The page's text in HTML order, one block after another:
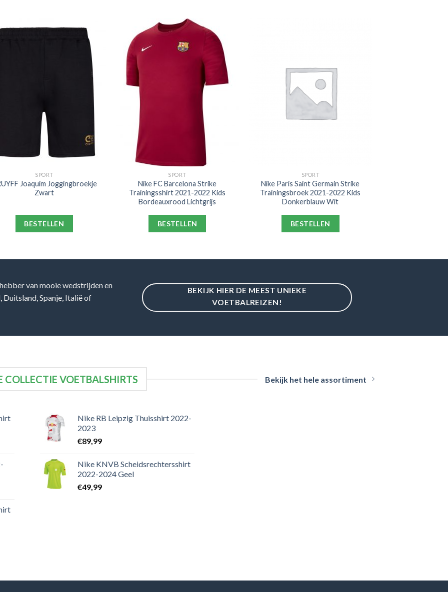
SPORT
Joaquim Joggingbroekje
Zwart
BESTELLEN
SPORT
Nike FC Barcelona Strike
Trainingsshirt 2021-2022 Kids
Bordeauxrood Lichtgrijs
BESTELLEN
SPORT
Nike Paris Saint Germain Strike
Trainingsbroek 2021-2022 Kids
Donkerblauw Wit
BESTELLEN
van mooie wedstrijden en
Duitsland, Spanje, Italië of
BEKIJK HIER DE MEEST UNIEKE
VOETBALREIZEN!
COLLECTIE VOETBALSHIRTS Bekijk het hele assortiment
Nike RB Leipzig Thuisshirt 2022-
2023
€89,99
Nike KNVB Scheidsrechtersshirt
2022-2024 Geel
€49,99